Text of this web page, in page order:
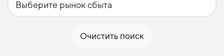
Очистить поиск